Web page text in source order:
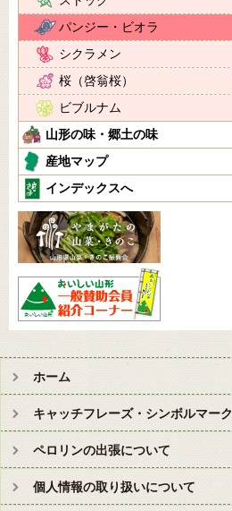
パンジー・ビオラ
シクラメン
桜（啓翁桜）
ビブルナム
山形の味・郷土の味
産地マップ
インデックスへ
ホーム
キャッチフレーズ・シンボルマーク
ペロリンの出張について
個人情報の取り扱いについて